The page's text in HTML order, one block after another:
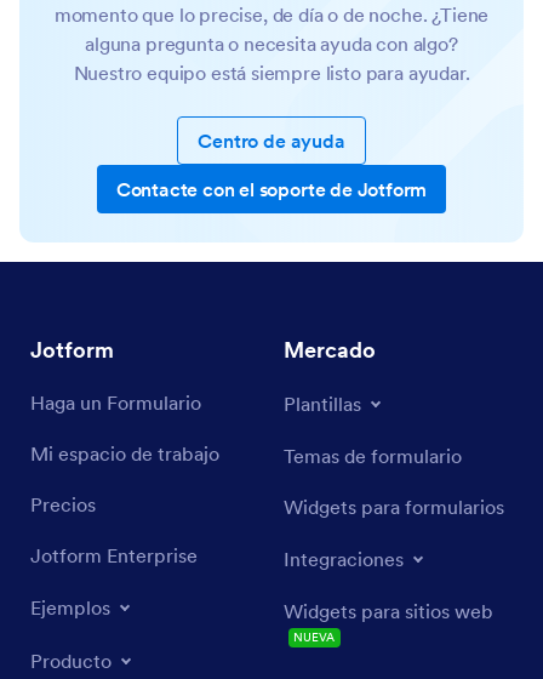
momento que lo precise, de día o de noche. ¿Tiene
alguna pregunta o necesita ayuda con algo?
Nuestro equipo está siempre listo para ayudar.
Centro de ayuda
Contacte con el soporte de Jotform
Jotform
Haga un Formulario
Mi espacio de trabajo
Precios
Jotform Enterprise
Ejemplos
Producto
Mercado
Plantillas
Temas de formulario
Widgets para formularios
Integraciones
Widgets para sitios web
NUEVA